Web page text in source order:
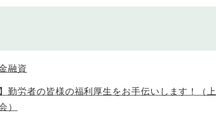
融資
勤労者の皆様の福利厚生をお手伝いします！（上
）